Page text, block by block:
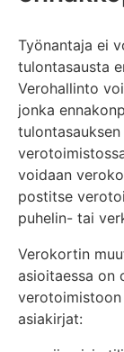
Työnantaja ei
tulontasausta
Verohallinto
jonka
voidaan
postitse
puhelin- tai
Verokortin
asioitaessa on
asiakirjat: